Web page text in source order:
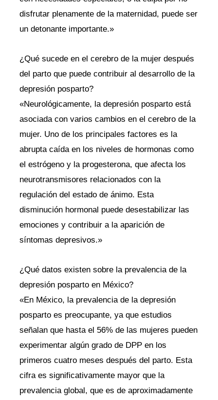
disfrutar plenamente de la maternidad, puede ser
un detonante importante.»
¿Qué sucede en el cerebro de la mujer después
del parto que puede contribuir al desarrollo de la
depresión posparto?
«Neurológicamente, la depresión posparto está
asociada con varios cambios en el cerebro de la
mujer. Uno de los principales factores es la
abrupta caída en los niveles de hormonas como
el estrógeno y la progesterona, que afecta los
neurotransmisores relacionados con la
regulación del estado de ánimo. Esta
disminución hormonal puede desestabilizar las
emociones y contribuir a la aparición de
síntomas depresivos.»
¿Qué datos existen sobre la prevalencia de la
depresión posparto en México?
«En México, la prevalencia de la depresión
posparto es preocupante, ya que estudios
señalan que hasta el 56% de las mujeres pueden
experimentar algún grado de DPP en los
primeros cuatro meses después del parto. Esta
cifra es significativamente mayor que la
prevalencia global, que es de aproximadamente